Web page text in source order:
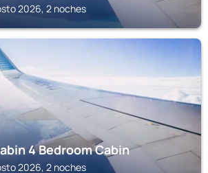
2026, 2 noches
4 Bedroom Cabin
2026, 2 noches